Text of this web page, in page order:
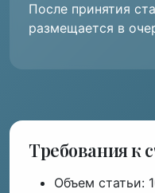
После принятия
размещается в
Требования к
Объем статьи: